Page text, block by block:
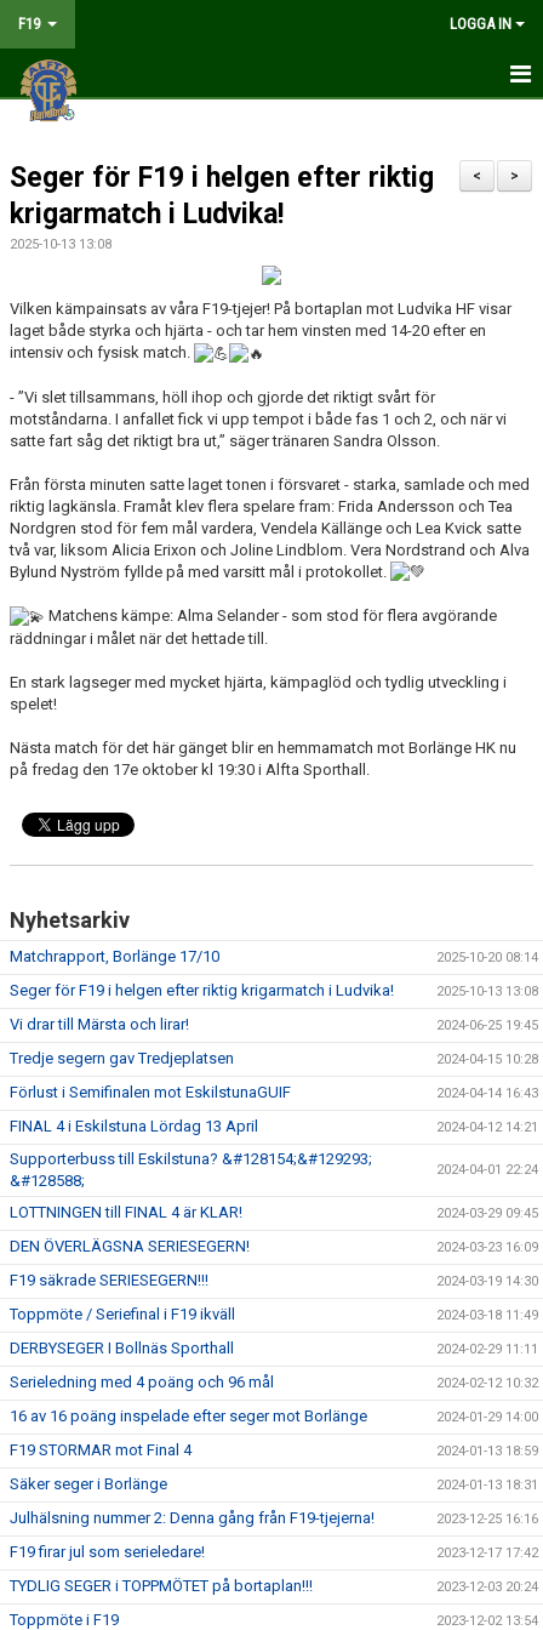
F19 LOGGA IN
HEM
NYHETER
MATCHER
TRUPPEN
DOKUMENT
KONTAKT
LIVESÄNDNING
>
<
Seger för F19 i helgen efter riktig
krigarmatch i Ludvika!
2025-10-13 13:08
Vilken kämpainsats av våra F19-tjejer! På bortaplan mot Ludvika HF visar
laget både styrka och hjärta - och tar hem vinsten med 14-20 efter en
intensiv och fysisk match.
- ”Vi slet tillsammans, höll ihop och gjorde det riktigt svårt för
motståndarna. I anfallet fick vi upp tempot i både fas 1 och 2, och när vi
satte fart såg det riktigt bra ut,” säger tränaren Sandra Olsson.
Från första minuten satte laget tonen i försvaret - starka, samlade och med
riktig lagkänsla. Framåt klev flera spelare fram: Frida Andersson och Tea
Nordgren stod för fem mål vardera, Vendela Källänge och Lea Kvick satte
två var, liksom Alicia Erixon och Joline Lindblom. Vera Nordstrand och Alva
Bylund Nyström fyllde på med varsitt mål i protokollet.
Matchens kämpe: Alma Selander - som stod för flera avgörande
räddningar i målet när det hettade till.
En stark lagseger med mycket hjärta, kämpaglöd och tydlig utveckling i
spelet!
Nästa match för det här gänget blir en hemmamatch mot Borlänge HK nu
på fredag den 17e oktober kl 19:30 i Alfta Sporthall.
Nyhetsarkiv
Matchrapport, Borlänge 17/10 2025-10-20 08:14
Seger för F19 i helgen efter riktig krigarmatch i Ludvika! 2025-10-13 13:08
Vi drar till Märsta och lirar! 2024-06-25 19:45
Tredje segern gav Tredjeplatsen 2024-04-15 10:28
Förlust i Semifinalen mot EskilstunaGUIF 2024-04-14 16:43
FINAL 4 i Eskilstuna Lördag 13 April 2024-04-12 14:21
Supporterbuss till Eskilstuna? &#128154;&#129293;
&#128588;
2024-04-01 22:24
LOTTNINGEN till FINAL 4 är KLAR! 2024-03-29 09:45
DEN ÖVERLÄGSNA SERIESEGERN! 2024-03-23 16:09
F19 säkrade SERIESEGERN!!! 2024-03-19 14:30
Toppmöte / Seriefinal i F19 ikväll 2024-03-18 11:49
DERBYSEGER I Bollnäs Sporthall 2024-02-29 11:11
Serieledning med 4 poäng och 96 mål 2024-02-12 10:32
16 av 16 poäng inspelade efter seger mot Borlänge 2024-01-29 14:00
F19 STORMAR mot Final 4 2024-01-13 18:59
Säker seger i Borlänge 2024-01-13 18:31
Julhälsning nummer 2: Denna gång från F19-tjejerna! 2023-12-25 16:16
F19 firar jul som serieledare! 2023-12-17 17:42
TYDLIG SEGER i TOPPMÖTET på bortaplan!!! 2023-12-03 20:24
Toppmöte i F19 2023-12-02 13:54